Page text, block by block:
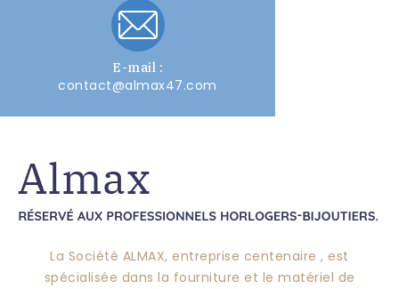
E-mail :
contact@almax47.com
La Société ALMAX, entreprise centenaire , est
spécialisée dans la fourniture et le matériel de